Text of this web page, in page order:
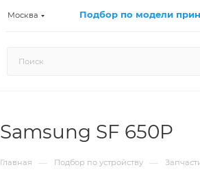
Москва Подбор по модели
Samsung SF 650P
Главная — Подбор по устройству —